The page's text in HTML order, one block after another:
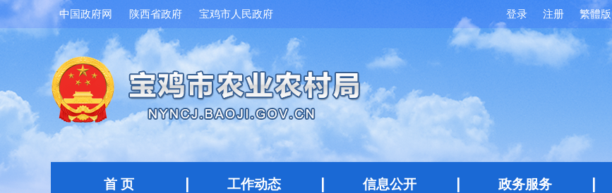
中国政府网 陕西省政府 宝鸡市人民政府 登录 注册 繁體版
首 页 工作动态 信息公开 政务服务